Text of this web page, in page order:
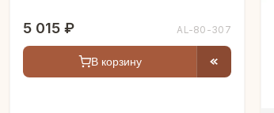
5 015 ₽ AL-80-307
В корзину